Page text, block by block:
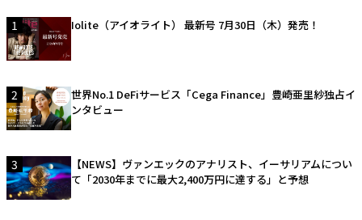
1 Iolite（アイオライト） 最新号 7月30日（木）発売！
2
世界No.1 DeFiサービス「Cega Finance」豊崎亜里紗独占イ
ンタビュー
3
【NEWS】ヴァンエックのアナリスト、イーサリアムについ
て「2030年までに最大2,400万円に達する」と予想